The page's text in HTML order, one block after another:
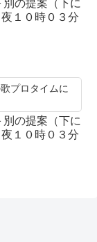
の提案（下に
１０時０３分
プロタイムに
の提案（下に
１０時０３分